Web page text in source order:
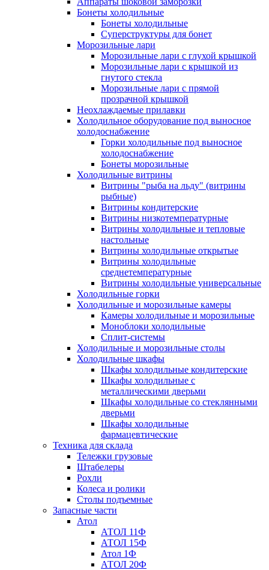
Бонеты холодильные
Бонеты холодильные
Суперструктуры для бонет
Морозильные лари
Морозильные лари с глухой крышкой
Морозильные лари с крышкой из
гнутого стекла
Морозильные лари с прямой
прозрачной крышкой
Неохлаждаемые прилавки
Холодильное оборудование под выносное
холодоснабжение
Горки холодильные под выносное
холодоснабжение
Бонеты морозильные
Холодильные витрины
Витрины "рыба на льду" (витрины
рыбные)
Витрины кондитерские
Витрины низкотемпературные
Витрины холодильные и тепловые
настольные
Витрины холодильные открытые
Витрины холодильные
среднетемпературные
Витрины холодильные универсальные
Холодильные горки
Холодильные и морозильные камеры
Камеры холодильные и морозильные
Моноблоки холодильные
Сплит-системы
Холодильные и морозильные столы
Холодильные шкафы
Шкафы холодильные кондитерские
Шкафы холодильные с
металлическими дверьми
Шкафы холодильные со стеклянными
дверьми
Шкафы холодильные
фармацевтические
Техника для склада
Тележки грузовые
Штабелеры
Рохли
Колеса и ролики
Столы подъемные
Запасные части
Атол
АТОЛ 11Ф
АТОЛ 15Ф
Атол 1Ф
АТОЛ 20Ф